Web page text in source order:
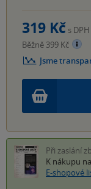
319 Kč s DPH
Běžně 399 Kč
Jsme
Při zaslání
K nákupu
E-shopové